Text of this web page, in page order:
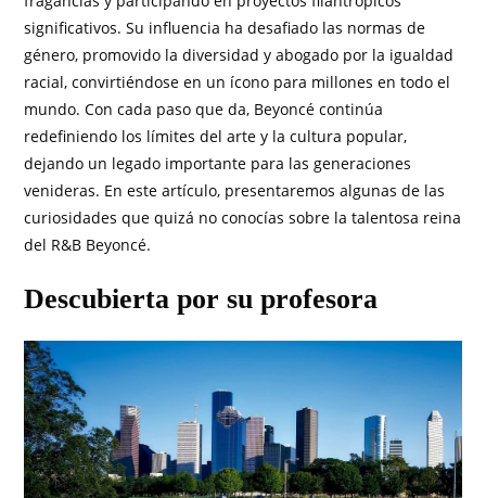
significativos. Su influencia ha desafiado las normas de
género, promovido la diversidad y abogado por la igualdad
racial, convirtiéndose en un ícono para millones en todo el
mundo. Con cada paso que da, Beyoncé continúa
redefiniendo los límites del arte y la cultura popular,
dejando un legado importante para las generaciones
venideras. En este artículo, presentaremos algunas de las
curiosidades que quizá no conocías sobre la talentosa reina
del R&B Beyoncé.
Descubierta por su profesora